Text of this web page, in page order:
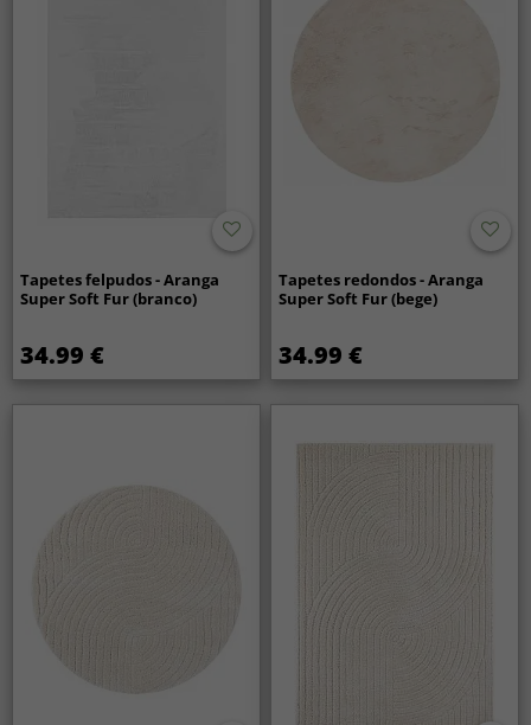
Tapetes felpudos - Aranga
Super Soft Fur (branco)
34.99 €
Tapetes redondos - Aranga
Super Soft Fur (bege)
34.99 €